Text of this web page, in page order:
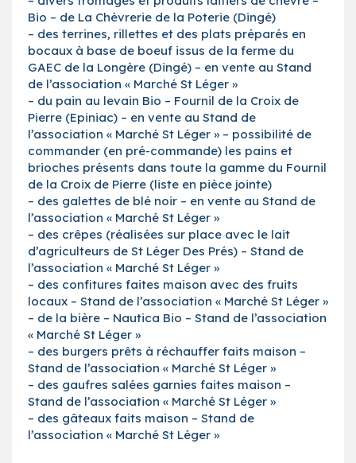
Bio – de La Chèvrerie de la Poterie (Dingé)
– des terrines, rillettes et des plats préparés en
bocaux à base de boeuf issus de la ferme du
GAEC de la Longère (Dingé) – en vente au Stand
de l’association « Marché St Léger »
– du pain au levain Bio – Fournil de la Croix de
Pierre (Epiniac) – en vente au Stand de
l’association « Marché St Léger » – possibilité de
commander (en pré-commande) les pains et
brioches présents dans toute la gamme du Fournil
de la Croix de Pierre (liste en pièce jointe)
– des galettes de blé noir – en vente au Stand de
l’association « Marché St Léger »
– des crêpes (réalisées sur place avec le lait
d’agriculteurs de St Léger Des Prés) – Stand de
l’association « Marché St Léger »
– des confitures faites maison avec des fruits
locaux – Stand de l’association « Marché St Léger »
– de la bière – Nautica Bio – Stand de l’association
« Marché St Léger »
– des burgers prêts à réchauffer faits maison –
Stand de l’association « Marché St Léger »
– des gaufres salées garnies faites maison –
Stand de l’association « Marché St Léger »
– des gâteaux faits maison – Stand de
l’association « Marché St Léger »